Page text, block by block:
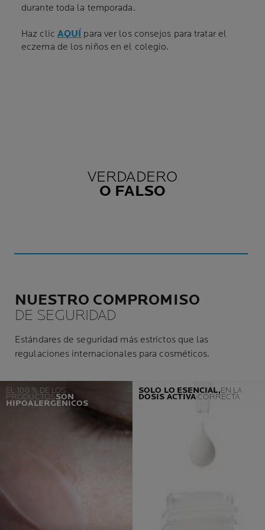
durante toda la temporada.
Haz clic AQUÍ para ver los consejos para tratar el
eczema de los niños en el colegio.
VERDADERO
O FALSO
NUESTRO COMPROMISO
DE SEGURIDAD
Estándares de seguridad más estrictos que las
regulaciones internacionales para cosméticos.
EL 100 % DE LOS
PRODUCTOSSON
HIPOALERGÉNICOS
SOLO LO ESENCIAL,EN LA
DOSIS ACTIVACORRECTA